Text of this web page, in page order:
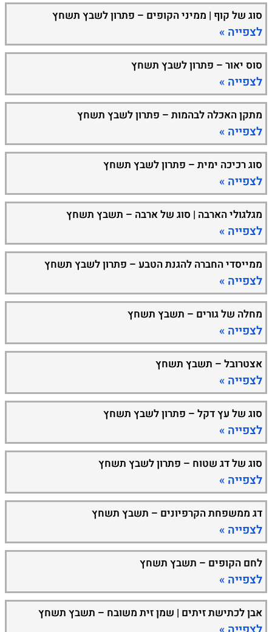
סוג של קוף | ממיני הקופים – פתרון לשבץ תשחץ
לצפייה »
סוס יאור – פתרון לשבץ תשחץ
לצפייה »
מתקן האכלה לבהמות – פתרון לשבץ תשחץ
לצפייה »
סוג רכיכה ימית – פתרון לשבץ תשחץ
לצפייה »
מגלגולי הארבה | סוג של ארבה – תשבץ תשחץ
לצפייה »
ממייסדי החברה להגנת הטבע – פתרון לשבץ תשחץ
לצפייה »
מחלה של גורים – תשבץ תשחץ
לצפייה »
אצטרובל – תשבץ תשחץ
לצפייה »
סוג של עץ דקל – פתרון לשבץ תשחץ
לצפייה »
סוג של דג שטוח – פתרון לשבץ תשחץ
לצפייה »
דג ממשפחת הקרפיונים – תשבץ תשחץ
לצפייה »
לחם הקופים – תשבץ תשחץ
לצפייה »
אבן לכתישת זיתים | שמן זית משובח – תשבץ תשחץ